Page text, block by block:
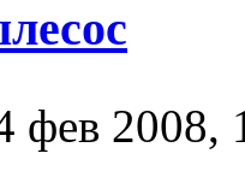
фев 2008,